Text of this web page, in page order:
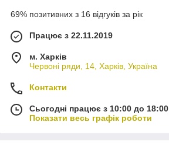
69% позитивних з 16 відгуків за рік
Працює з 22.11.2019
м. Харків
Червоні ряди, 14, Харків, Україна
Контакти
Сьогодні працює з 10:00 до 18:00
Показати весь графік роботи